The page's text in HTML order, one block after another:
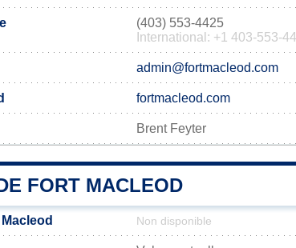
(403) 553-4425
International: +1 403-553-
admin@fortmacleod.com
fortmacleod.com
Brent Feyter
FORT MACLEOD
Non disponible